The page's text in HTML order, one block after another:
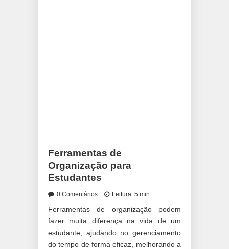
Ferramentas de
Organização para
Estudantes
0 Comentários Leitura: 5 min
Ferramentas de organização podem
fazer muita diferença na vida de um
estudante, ajudando no gerenciamento
do tempo de forma eficaz, melhorando a